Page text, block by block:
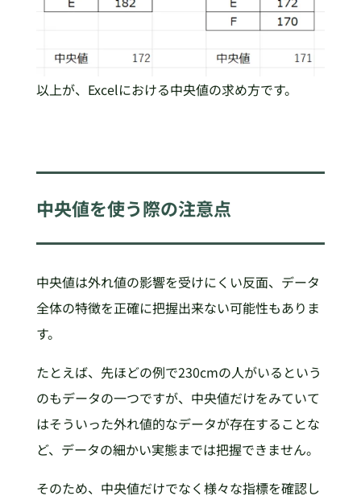
以上が、Excelにおける中央値の求め方です。
中央値を使う際の注意点
中央値は外れ値の影響を受けにくい反面、データ
全体の特徴を正確に把握出来ない可能性もありま
す。
たとえば、先ほどの例で230cmの人がいるという
のもデータの一つですが、中央値だけをみていて
はそういった外れ値的なデータが存在することな
ど、データの細かい実態までは把握できません。
そのため、中央値だけでなく様々な指標を確認し